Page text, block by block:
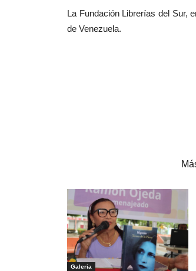
La Fundación Librerías del Sur,
de Venezuela.
Galeria